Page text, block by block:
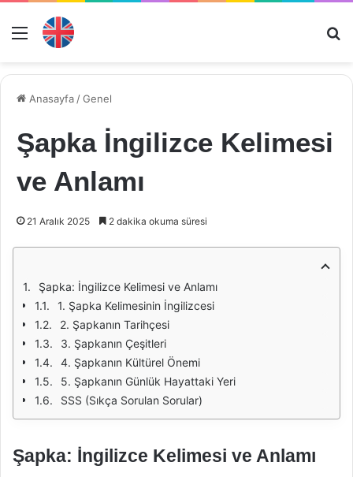
Menü
Anasayfa /Genel
Şapka İngilizce Kelimesi
ve Anlamı
21 Aralık 2025 2 dakika okuma süresi
Şapka: İngilizce Kelimesi ve Anlamı
1. Şapka Kelimesinin İngilizcesi
2. Şapkanın Tarihçesi
3. Şapkanın Çeşitleri
4. Şapkanın Kültürel Önemi
5. Şapkanın Günlük Hayattaki Yeri
SSS (Sıkça Sorulan Sorular)
Şapka: İngilizce Kelimesi ve Anlamı